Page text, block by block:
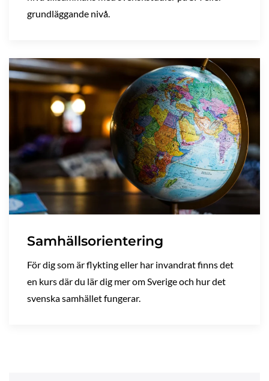
grundläggande nivå.
Samhällsorientering
För dig som är flykting eller har invandrat finns det
en kurs där du lär dig mer om Sverige och hur det
svenska samhället fungerar.